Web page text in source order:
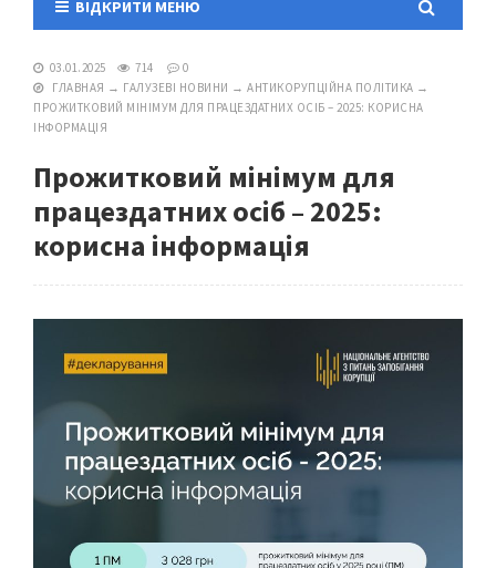
ВІДКРИТИ МЕНЮ
03.01.2025 714
0
ГЛАВНАЯ → ГАЛУЗЕВІ НОВИНИ → АНТИКОРУПЦІЙНА ПОЛІТИКА →
ПРОЖИТКОВИЙ МІНІМУМ ДЛЯ ПРАЦЕЗДАТНИХ ОСІБ – 2025: КОРИСНА
ІНФОРМАЦІЯ
Прожитковий мінімум для
працездатних осіб – 2025:
корисна інформація